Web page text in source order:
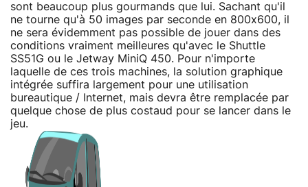
sont beaucoup plus gourmands que lui. Sachant qu'il
ne tourne qu'à 50 images par seconde en 800x600, il
ne sera évidemment pas possible de jouer dans des
conditions vraiment meilleures qu'avec le Shuttle
SS51G ou le Jetway MiniQ 450. Pour n'importe
laquelle de ces trois machines, la solution graphique
intégrée suffira largement pour une utilisation
bureautique / Internet, mais devra être remplacée par
quelque chose de plus costaud pour se lancer dans le
jeu.